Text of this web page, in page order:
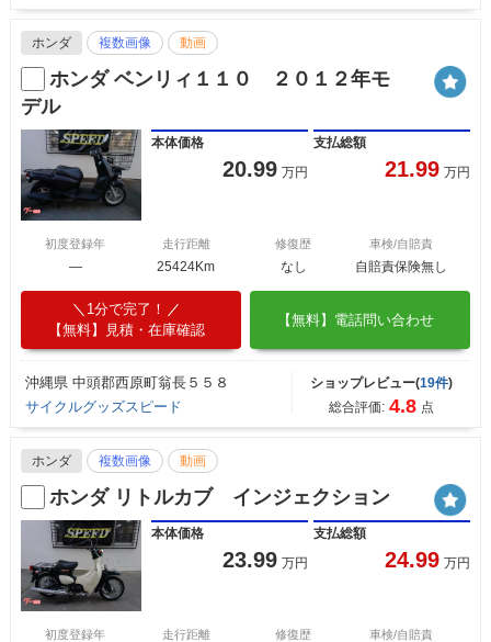
ホンダ 複数画像 動画
ホンダ ベンリィ１１０ ２０１２年モ
デル
本体価格
20.99 万円
支払総額
21.99 万円
初度登録年
―
走行距離
25424Km
修復歴
なし
車検/自賠責
自賠責保険無し
1分で完了！
【無料】見積・在庫確認
【無料】電話問い合わせ
沖縄県 中頭郡西原町翁長５５８
サイクルグッズスピード
ショップレビュー(19件)
総合評価: 4.8 点
ホンダ 複数画像 動画
ホンダ リトルカブ インジェクション
本体価格
23.99 万円
支払総額
24.99 万円
初度登録年 走行距離 修復歴 車検/自賠責